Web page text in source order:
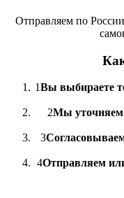
Отправляем по
1Вы выбираете
2Мы уточняем
3
4Отправляем